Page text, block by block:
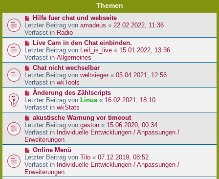
Themen
N
e
u
e
r
B
e
t
r
a
g
Hilfe fuer chat und webseite
Letzter Beitrag von amadeus « 22.02.2022, 11:36
Verfasst in Radio
N
e
u
e
r
B
e
t
r
a
g
Live Cam in den Chat einbinden.
Letzter Beitrag von Leif_is_live « 15.01.2022, 13:36
Verfasst in Allgemeines
N
e
u
e
r
B
e
t
r
a
g
Chat nicht wechselbar
Letzter Beitrag von weltsieger « 05.04.2021, 12:56
Verfasst in wkTools
N
e
u
e
r
B
e
i
r
a
g
Änderung des Zählscripts
Letzter Beitrag von Linus « 16.02.2021, 18:10
Verfasst in wkStats
N
e
u
e
r
B
e
i
t
akustische Warnung vor timeout
Letzter Beitrag von gaston « 15.06.2020, 00:34
Verfasst in Individuelle Entwicklungen / Anpassungen /
Erweiterungen
N
e
u
e
Online Menü
Letzter Beitrag von Tilo « 07.12.2019, 08:52
Verfasst in Individuelle Entwicklungen / Anpassungen /
Erweiterungen